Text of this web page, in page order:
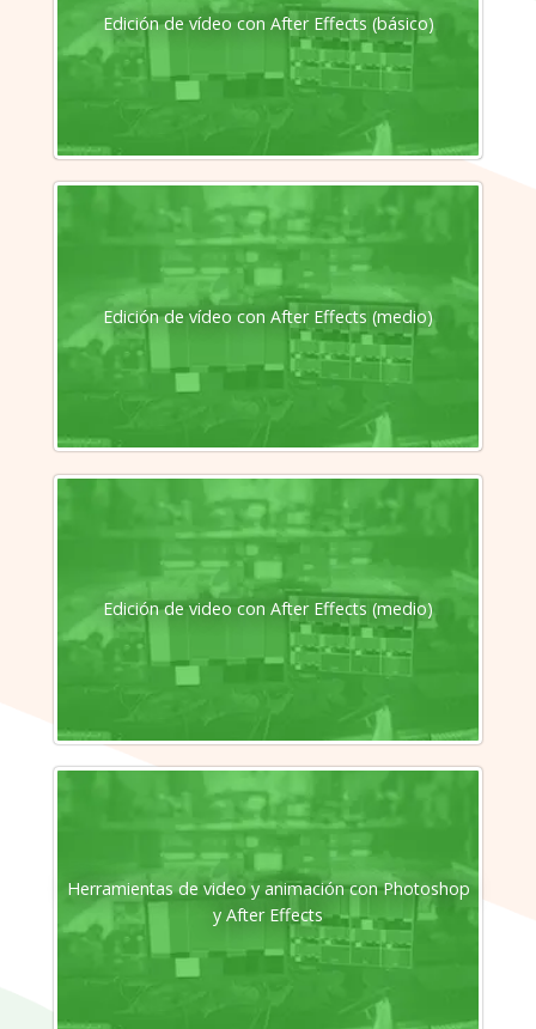
Edición de vídeo con After Effects (básico)
Edición de vídeo con After Effects (medio)
Edición de video con After Effects (medio)
Herramientas de video y animación con Photoshop
y After Effects